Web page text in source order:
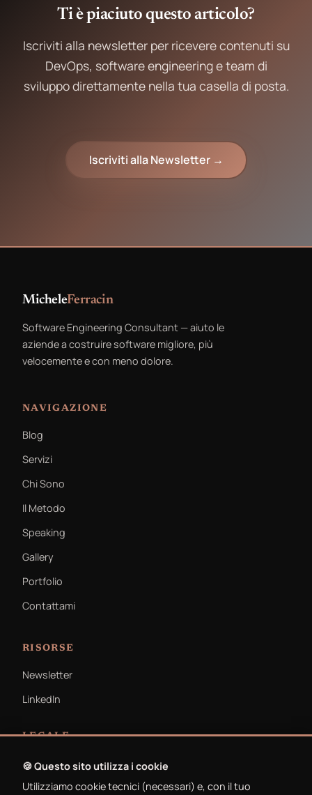
Ti è piaciuto questo articolo?
Iscriviti alla newsletter per ricevere contenuti su
DevOps, software engineering e team di
sviluppo direttamente nella tua casella di posta.
Iscriviti alla Newsletter →
MicheleFerracin
Software Engineering Consultant — aiuto le
aziende a costruire software migliore, più
velocemente e con meno dolore.
NAVIGAZIONE
Blog
Servizi
Chi Sono
Il Metodo
Speaking
Gallery
Portfolio
Contattami
RISORSE
Newsletter
LinkedIn
LEGALE
Privacy Policy
Cookie Policy
🍪 Questo sito utilizza i cookie
Utilizziamo cookie tecnici (necessari) e, con il tuo